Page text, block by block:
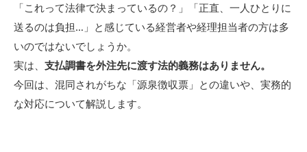
「これって法律で決まっているの？」「正直、一人ひとりに
送るのは負担…」と感じている経営者や経理担当者の方は多
いのではないでしょうか。
実は、 支払調書を外注先に渡す法的義務はありません。
今回は、混同されがちな「源泉徴収票」との違いや、実務的
な対応について解説します。